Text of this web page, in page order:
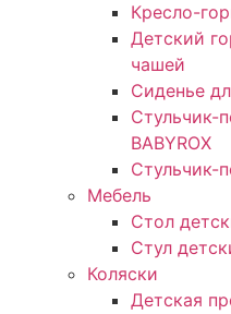
Кресло-
Детский
чашей
Сиденье
Стульчик-
BABYROX
Стульчик-
Мебель
Стол
Стул
Коляски
Детская